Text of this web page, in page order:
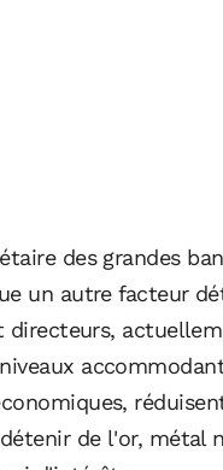
des grandes
un autre facteur
directeurs,
de l'or, métal